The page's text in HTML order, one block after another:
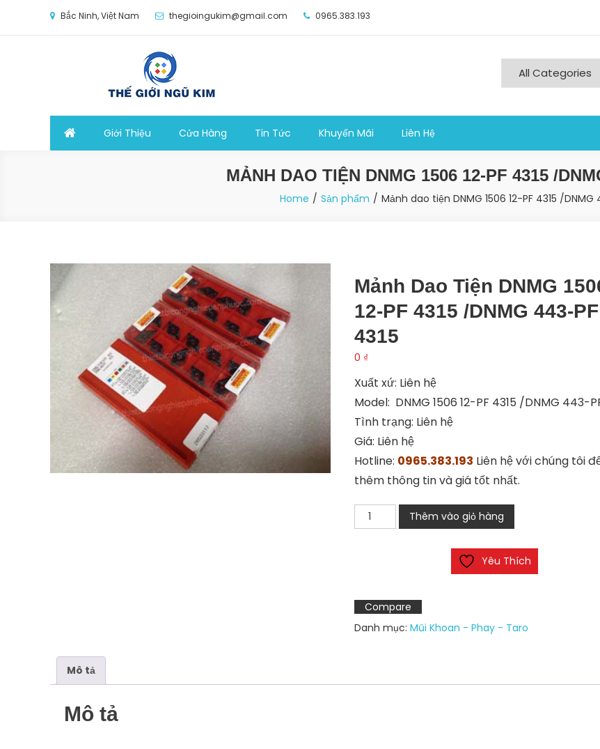
Bắc Ninh, Việt Nam thegioingukim@gmail.com 0965.383.193
Thế Giới Ngũ Kim
Giới Thiệu Cửa Hàng Tin Tức Khuyến Mãi Liên Hệ
MẢNH DAO TIỆN DNMG 1506 12-PF 4315 /
Home Sản phẩm Mảnh dao tiện DNMG 1506 12-PF 4315 /DNMG
Mảnh Dao Tiện DNMG
12-PF 4315 /DNMG 443-PF
4315
0 ₫
Xuất xứ: Liên hệ
Model: DNMG 1506 12-PF 4315 /DNMG 443-
Tình trạng: Liên hệ
Giá: Liên hệ
Hotline: 0965.383.193 Liên hệ với chúng tôi
thêm thông tin và giá tốt nhất.
Mảnh
dao
12-
PF
4315
PF
Thêm vào giỏ hàng
Yêu Thích
Compare
Danh mục: Mũi Khoan - Phay - Taro
Mô tả
Mô tả